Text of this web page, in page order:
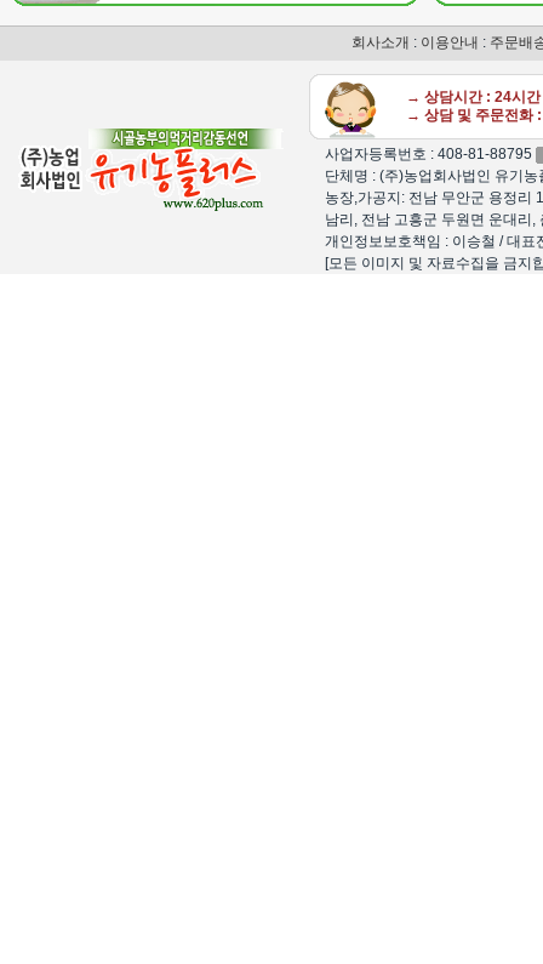
회사소개 : 이용안내 : 주문배
→ 상담시간 : 24시간
→ 상담 및 주문전화
사업자등록번호 : 408-81-88795
단체명 : (주)농업회사법인 유기
농장,가공지: 전남 무안군 용정리
남리, 전남 고흥군 두원면 운대리
개인정보보호책임 : 이승철 / 대
[모든 이미지 및 자료수집을 금지